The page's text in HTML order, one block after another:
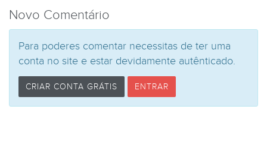
Novo Comentário
Para poderes comentar necessitas de ter uma
conta no site e estar devidamente autênticado.
CRIAR CONTA GRÁTIS ENTRAR